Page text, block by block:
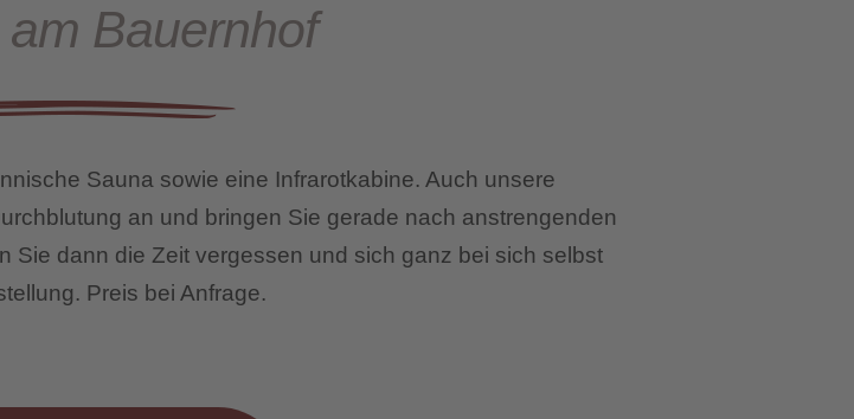
Bauernhof
Sauna sowie eine Infrarotkabine. Auch unsere
an und bringen Sie gerade nach anstrengenden
Sie dann die Zeit vergessen und sich ganz bei sich selbst
Preis bei Anfrage.